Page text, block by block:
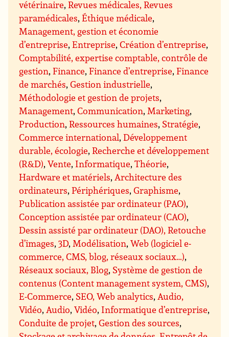
vétérinaire,Revues médicales, Revues
paramédicales,Éthique médicale,
Management, gestion et économie
d’entreprise,Entreprise,Création d’entreprise,
Comptabilité, expertise comptable, contrôle de
gestion,Finance,Finance d’entreprise,Finance
de marchés,Gestion industrielle,
Méthodologie et gestion de projets,
Management,Communication, Marketing,
Production,Ressources humaines, Stratégie,
Commerce international,Développement
durable, écologie,Recherche et développement
(R&D),Vente, Informatique,Théorie,
Hardware et matériels, Architecture des
ordinateurs,Périphériques,Graphisme,
Publication assistée par ordinateur (PAO),
Conception assistée par ordinateur (CAO),
Dessin assisté par ordinateur (DAO), Retouche
d’images,3D, Modélisation,Web (logiciel e-
commerce, CMS, blog, réseaux sociaux…),
Réseaux sociaux, Blog, Système de gestion de
contenus (Content management system, CMS),
E-Commerce, SEO, Web analytics, Audio,
Vidéo, Audio,Vidéo, Informatique d’entreprise,
Conduite de projet,Gestion des sources,